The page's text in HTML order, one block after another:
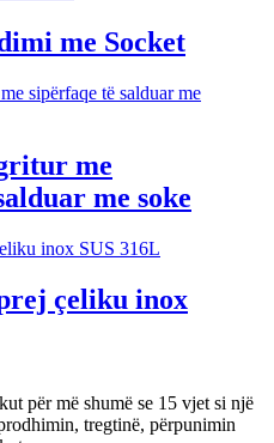
me Socket
me
me soke
çeliku inox
për më shumë se 15 vjet si një
tregtinë, përpunimin